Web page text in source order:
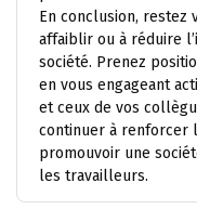
En conclusion, restez
affaiblir ou à réduire
société. Prenez
en vous engageant
et ceux de vos
continuer à renforcer
promouvoir une
les travailleurs.